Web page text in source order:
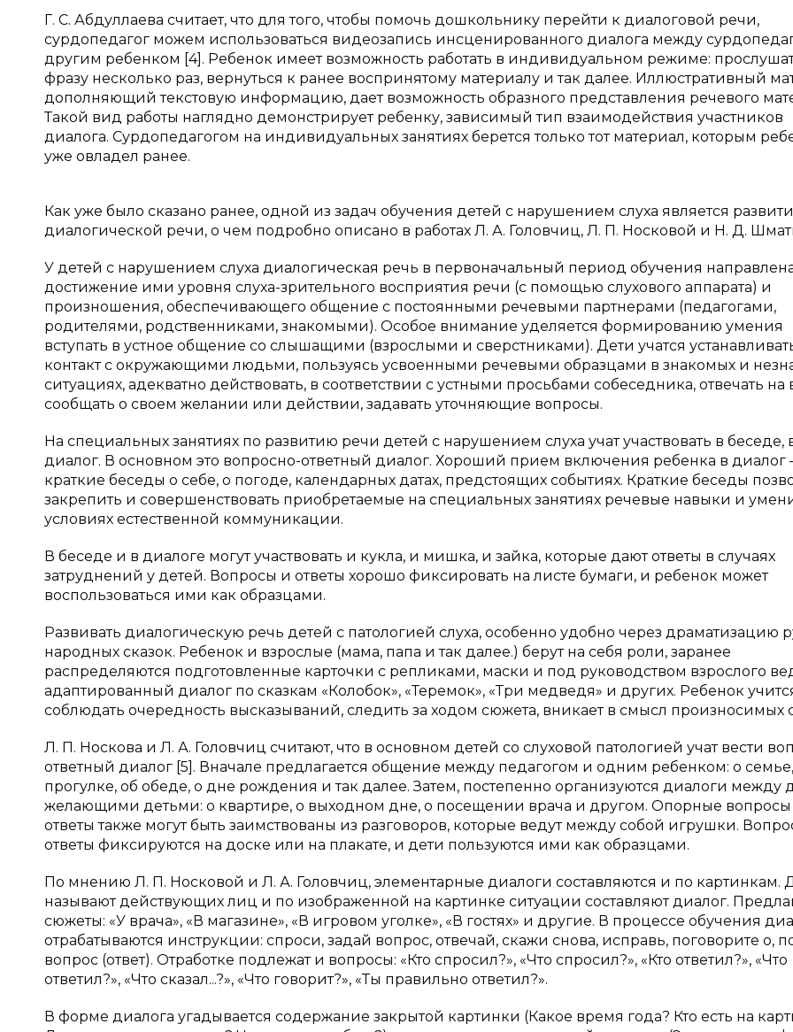
Г. С. Абдуллаева считает, что для того, чтобы помочь дошкольнику перейти к диалоговой речи,
сурдопедагог можем использоваться видеозапись инсценированного диалога между
другим ребенком [4]. Ребенок имеет возможность работать в индивидуальном режиме:
фразу несколько раз, вернуться к ранее воспринятому материалу и так далее. Иллюстративный
дополняющий текстовую информацию, дает возможность образного представления речевого
Такой вид работы наглядно демонстрирует ребенку, зависимый тип взаимодействия участников
диалога. Сурдопедагогом на индивидуальных занятиях берется только тот материал, которым
уже овладел ранее.
Как уже было сказано ранее, одной из задач обучения детей с нарушением слуха является
диалогической речи, о чем подробно описано в работах Л. А. Головчиц, Л. П. Носковой и Н. Д.
У детей с нарушением слуха диалогическая речь в первоначальный период обучения
достижение ими уровня слуха-зрительного восприятия речи (с помощью слухового аппарата) и
произношения, обеспечивающего общение с постоянными речевыми партнерами (педагогами,
родителями, родственниками, знакомыми). Особое внимание уделяется формированию умения
вступать в устное общение со слышащими (взрослыми и сверстниками). Дети учатся
контакт с окружающими людьми, пользуясь усвоенными речевыми образцами в знакомых и
ситуациях, адекватно действовать, в соответствии с устными просьбами собеседника, отвечать на
сообщать о своем желании или действии, задавать уточняющие вопросы.
На специальных занятиях по развитию речи детей с нарушением слуха учат участвовать в беседе,
диалог. В основном это вопросно-ответный диалог. Хороший прием включения ребенка в диалог
краткие беседы о себе, о погоде, календарных датах, предстоящих событиях. Краткие беседы
закрепить и совершенствовать приобретаемые на специальных занятиях речевые навыки и
условиях естественной коммуникации.
В беседе и в диалоге могут участвовать и кукла, и мишка, и зайка, которые дают ответы в случаях
затруднений у детей. Вопросы и ответы хорошо фиксировать на листе бумаги, и ребенок может
воспользоваться ими как образцами.
Развивать диалогическую речь детей с патологией слуха, особенно удобно через драматизацию
народных сказок. Ребенок и взрослые (мама, папа и так далее.) берут на себя роли, заранее
распределяются подготовленные карточки с репликами, маски и под руководством взрослого
адаптированный диалог по сказкам «Колобок», «Теремок», «Три медведя» и других. Ребенок
соблюдать очередность высказываний, следить за ходом сюжета, вникает в смысл произносимых
Л. П. Носкова и Л. А. Головчиц считают, что в основном детей со слуховой патологией учат вести
ответный диалог [5]. Вначале предлагается общение между педагогом и одним ребенком: о
прогулке, об обеде, о дне рождения и так далее. Затем, постепенно организуются диалоги между
желающими детьми: о квартире, о выходном дне, о посещении врача и другом. Опорные вопросы
ответы также могут быть заимствованы из разговоров, которые ведут между собой игрушки.
ответы фиксируются на доске или на плакате, и дети пользуются ими как образцами.
По мнению Л. П. Носковой и Л. А. Головчиц, элементарные диалоги составляются и по картинкам.
называют действующих лиц и по изображенной на картинке ситуации составляют диалог.
сюжеты: «У врача», «В магазине», «В игровом уголке», «В гостях» и другие. В процессе обучения
отрабатываются инструкции: спроси, задай вопрос, отвечай, скажи снова, исправь, поговорите о,
вопрос (ответ). Отработке подлежат и вопросы: «Кто спросил?», «Что спросил?», «Кто ответил?», «Что
ответил?», «Что сказал...?», «Что говорит?», «Ты правильно ответил?».
В форме диалога угадывается содержание закрытой картинки (Какое время года? Кто есть на